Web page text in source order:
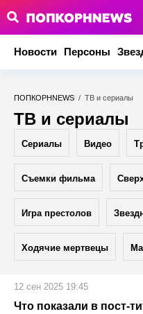
Новости Персоны
ПОПКОРНNEWS / ТВ и сериалы
ТВ и сериалы
Сериалы Видео
Съемки фильма
Игра престолов
Ходячие мертвецы
12 сен 2025 19:45
Что показали в пост-